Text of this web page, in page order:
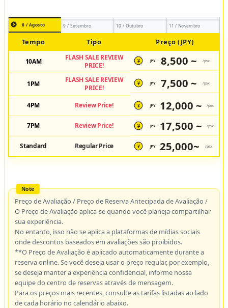
8 / Agosto 9 / Setembro 10 / Outubro 11 / Novembro
Tempo Tipo Preço (JPY)
10AM
FLASH SALE REVIEW
PRICE!
¥ JPY 8,500 ~ /pax
1PM
FLASH SALE REVIEW
PRICE!
¥ JPY 7,500 ~ /pax
4PM Review Price! ¥ JPY 12,000 ~ /pax
7PM Review Price! ¥ JPY 17,500 ~ /pax
Standard Regular Price ¥ JPY 25,000~ /pax
Preço de Avaliação / Preço de Reserva Antecipada de Avaliação /
O Preço de Avaliação aplica-se quando você planeja compartilhar
sua experiência.
No entanto, isso não se aplica a plataformas de mídias sociais
onde descontos baseados em avaliações são proibidos.
**O Preço de Avaliação é aplicado automaticamente durante a
reserva online. Se você deseja usar o preço regular, por exemplo,
se deseja manter a experiência confidencial, informe nossa
equipe do centro de reservas através de mensagem.
Para os preços mais recentes, consulte as tarifas listadas ao lado
de cada horário no calendário abaixo.